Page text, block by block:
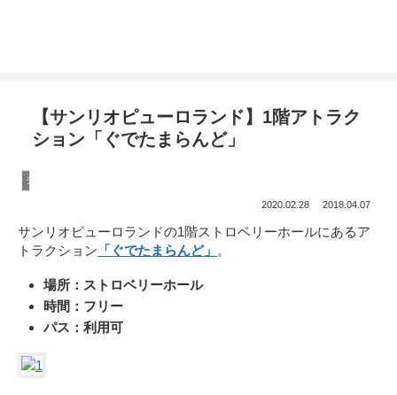
【サンリオピューロランド】1階アトラク
ション「ぐでたまらんど」
テーマパーク
2020.02.28 2018.04.07
サンリオピューロランドの1階ストロベリーホールにあるア
トラクション 「ぐでたまらんど」 。
場所：ストロベリーホール
時間：フリー
パス：利用可